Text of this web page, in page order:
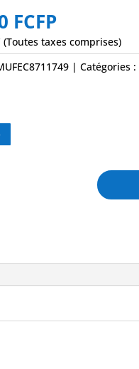
FCFP
(Toutes taxes comprises)
Catégories :